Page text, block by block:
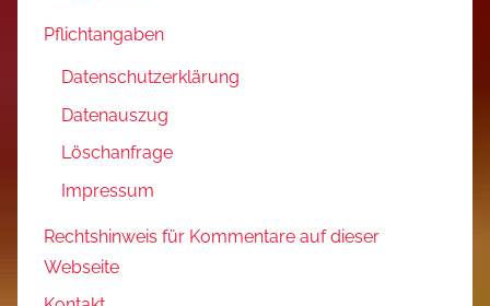
Pflichtangaben
Datenschutzerklärung
Datenauszug
Löschanfrage
Impressum
Rechtshinweis für Kommentare auf dieser
Webseite